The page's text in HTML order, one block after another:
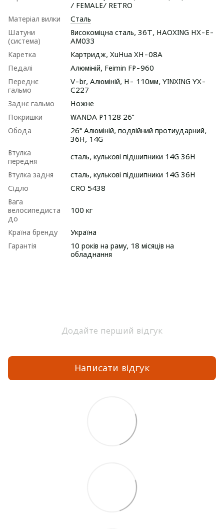
/ FEMALE/ RETRO
Матеріал вилки
Сталь
Шатуни
(система)
Високоміцна сталь, 36T, HAOXING HX-E-
AM033
Каретка
Картридж, XuHua XH-08A
Педалі
Алюмiнiй, Feimin FP-960
Переднє
гальмо
V-br, Алюмiнiй, H- 110мм, YINXING YX-
C227
Заднє гальмо
Ножне
Покришки
WANDA P1128 26"
Обода
26" Алюмiнiй, подвійний протиударний,
36H, 14G
Втулка
передня
сталь, кулькові підшипники 14G 36H
Втулка задня
сталь, кулькові підшипники 14G 36H
Сідло
CRO 5438
Вага
велосипедиста
до
100 кг
Країна бренду
Україна
Гарантія
10 років на раму, 18 місяців на
обладнання
Додайте перший відгук
Написати відгук